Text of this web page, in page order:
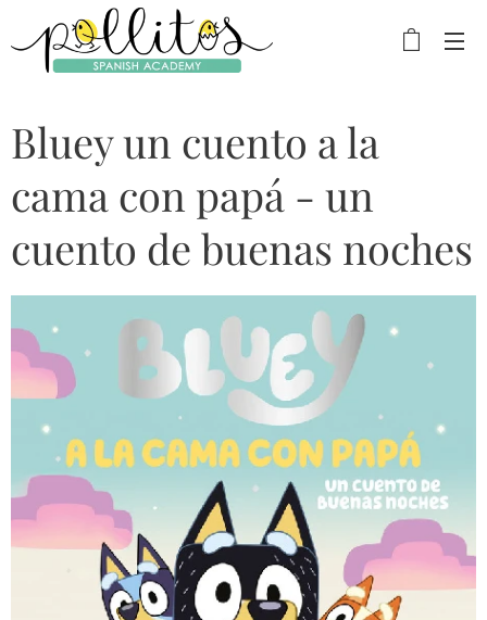
Bluey un cuento a la
cama con papá - un
cuento de buenas noches